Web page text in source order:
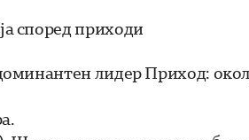
според приходи
лидер Приход: